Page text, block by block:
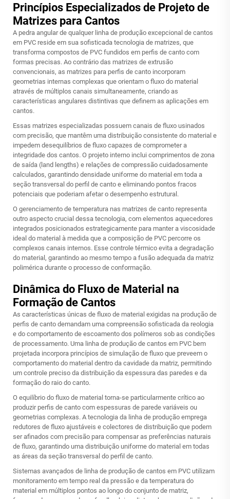
Princípios Especializados de Projeto de
Matrizes para Cantos
A pedra angular de qualquer linha de produção excepcional de cantos
em PVC reside em sua sofisticada tecnologia de matrizes, que
transforma compostos de PVC fundidos em perfis de canto com
formas precisas. Ao contrário das matrizes de extrusão
convencionais, as matrizes para perfis de canto incorporam
geometrias internas complexas que orientam o fluxo do material
através de múltiplos canais simultaneamente, criando as
características angulares distintivas que definem as aplicações em
cantos.
Essas matrizes especializadas possuem canais de fluxo usinados
com precisão, que mantêm uma distribuição consistente do material e
impedem desequilíbrios de fluxo capazes de comprometer a
integridade dos cantos. O projeto interno inclui comprimentos de zona
de saída (land lengths) e relações de compressão cuidadosamente
calculados, garantindo densidade uniforme do material em toda a
seção transversal do perfil de canto e eliminando pontos fracos
potenciais que poderiam afetar o desempenho estrutural.
O gerenciamento de temperatura nas matrizes de canto representa
outro aspecto crucial dessa tecnologia, com elementos aquecedores
integrados posicionados estrategicamente para manter a viscosidade
ideal do material à medida que a composição de PVC percorre os
complexos canais internos. Esse controle térmico evita a degradação
do material, garantindo ao mesmo tempo a fusão adequada da matriz
polimérica durante o processo de conformação.
Dinâmica do Fluxo de Material na
Formação de Cantos
As características únicas de fluxo de material exigidas na produção de
perfis de canto demandam uma compreensão sofisticada da reologia
e do comportamento de escoamento dos polímeros sob as condições
de processamento. Uma linha de produção de cantos em PVC bem
projetada incorpora princípios de simulação de fluxo que preveem o
comportamento do material dentro da cavidade da matriz, permitindo
um controle preciso da distribuição da espessura das paredes e da
formação do raio do canto.
O equilíbrio do fluxo de material torna-se particularmente crítico ao
produzir perfis de canto com espessuras de parede variáveis ou
geometrias complexas. A tecnologia da linha de produção emprega
redutores de fluxo ajustáveis e colectores de distribuição que podem
ser afinados com precisão para compensar as preferências naturais
de fluxo, garantindo uma distribuição uniforme do material em todas
as áreas da seção transversal do perfil de canto.
Sistemas avançados de linha de produção de cantos em PVC utilizam
monitoramento em tempo real da pressão e da temperatura do
material em múltiplos pontos ao longo do conjunto de matriz,